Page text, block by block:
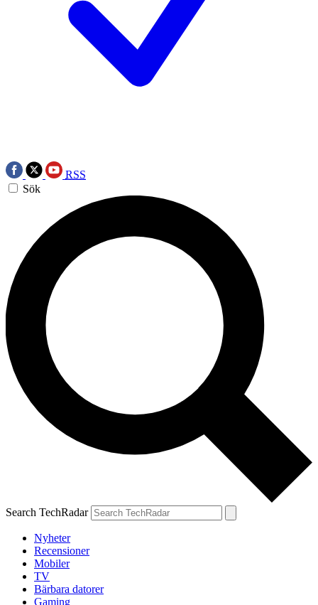
RSS
Sök
Search TechRadar
Nyheter
Recensioner
Mobiler
TV
Bärbara datorer
Gaming